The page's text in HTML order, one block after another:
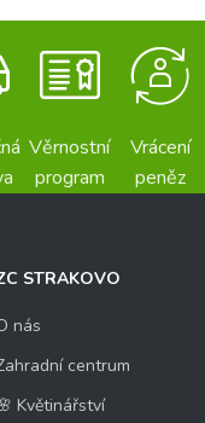
Věrnostní
program
Vrácení
peněz
STRAKOVO
nás
centrum
Květinářství